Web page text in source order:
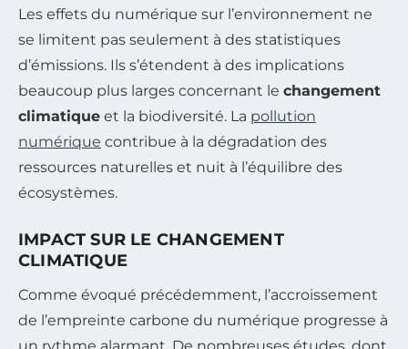
Les effets du numérique sur l’environnement ne
se limitent pas seulement à des statistiques
d’émissions. Ils s’étendent à des implications
beaucoup plus larges concernant le changement
climatique et la biodiversité. La pollution
numérique contribue à la dégradation des
ressources naturelles et nuit à l’équilibre des
écosystèmes.
IMPACT SUR LE CHANGEMENT
CLIMATIQUE
Comme évoqué précédemment, l’accroissement
de l’empreinte carbone du numérique progresse à